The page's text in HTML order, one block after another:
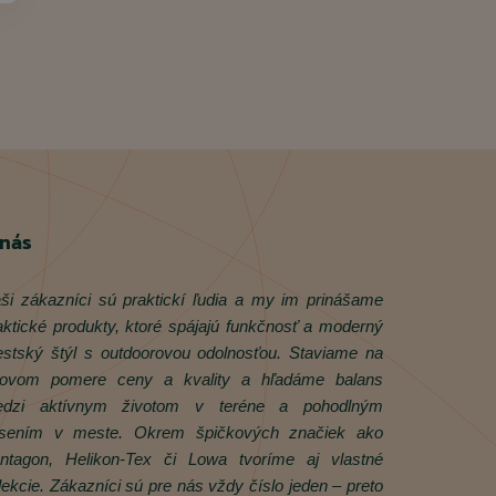
zákazníci sú praktickí ľudia a my im prinášame
produkty, ktoré spájajú funkčnosť a moderný
štýl s outdoorovou odolnosťou. Staviame na
pomere ceny a kvality a hľadáme balans
aktívnym životom v teréne a pohodlným
v meste. Okrem špičkových značiek ako
Helikon‑Tex či Lowa tvoríme aj vlastné
Zákazníci sú pre nás vždy číslo jeden – preto